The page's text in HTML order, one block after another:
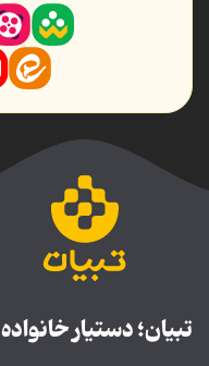
تبیان؛ دستیار خانواده